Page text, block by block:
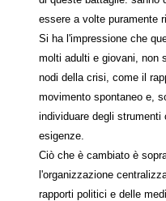
essere a volte puramente
Si ha l'impressione che
molti adulti e giovani, non
nodi della crisi, come il
movimento spontaneo e,
individuare degli strumenti
esigenze.
Ciò che è cambiato è
l'organizzazione
rapporti politici e delle